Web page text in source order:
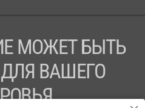
МОЖЕТ БЫТЬ
ВАШЕГО